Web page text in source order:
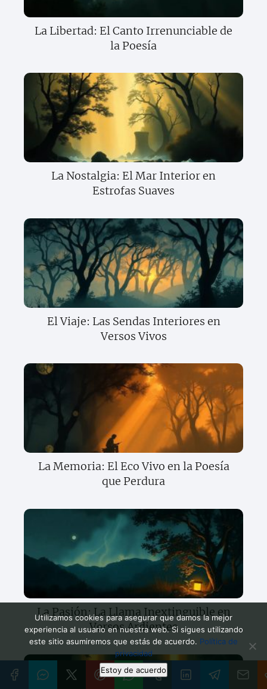
La Libertad: El Canto Irrenunciable de
la Poesía
La Nostalgia: El Mar Interior en
Estrofas Suaves
El Viaje: Las Sendas Interiores en
Versos Vivos
La Memoria: El Eco Vivo en la Poesía
que Perdura
La Pasión: La Llama Inextinguible en
Versos Ardientes
Utilizamos cookies para asegurar que damos la mejor
experiencia al usuario en nuestra web. Si sigues utilizando
este sitio asumiremos que estás de acuerdo. Política de
privacidad
Estoy de acuerdo